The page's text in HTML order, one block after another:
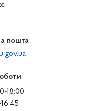
пошта
18:00